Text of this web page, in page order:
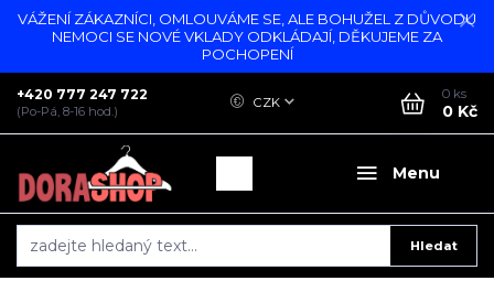
VÁŽENÍ ZÁKAZNÍCI, OMLOUVÁME SE, ALE BOHUŽEL Z DŮVODU
NEMOCI SE NOVÉ VKLADY ODKLÁDAJÍ, DĚKUJEME ZA
POCHOPENÍ
Menu
CZK
Hledat
+420 777 247 722
(Po-Pá, 8-16 hod.)
0 ks
0 Kč